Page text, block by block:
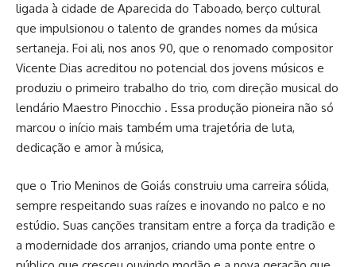
ligada à cidade de Aparecida do Taboado, berço cultural
que impulsionou o talento de grandes nomes da música
sertaneja. Foi ali, nos anos 90, que o renomado compositor
Vicente Dias acreditou no potencial dos jovens músicos e
produziu o primeiro trabalho do trio, com direção musical do
lendário Maestro Pinocchio . Essa produção pioneira não só
marcou o início mais também uma trajetória de luta,
dedicação e amor à música,
que o Trio Meninos de Goiás construiu uma carreira sólida,
sempre respeitando suas raízes e inovando no palco e no
estúdio. Suas canções transitam entre a força da tradição e
a modernidade dos arranjos, criando uma ponte entre o